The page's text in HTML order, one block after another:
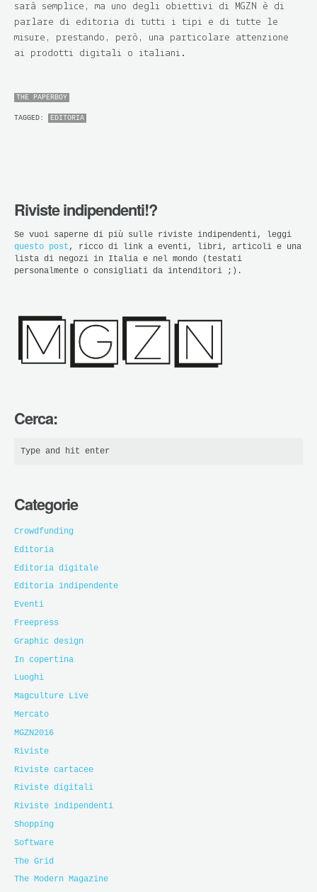
sarà semplice, ma uno degli obiettivi di MGZN è di
parlare di editoria di tutti i tipi e di tutte le
misure, prestando, però, una particolare attenzione
ai prodotti digitali o italiani.
THE PAPERBOY
TAGGED: EDITORIA
Riviste indipendenti!?
Se vuoi saperne di più sulle riviste indipendenti, leggi
questo post , ricco di link a eventi, libri, articoli e una
lista di negozi in Italia e nel mondo (testati
personalmente o consigliati da intenditori ;).
Cerca:
Categorie
Crowdfunding
Editoria
Editoria digitale
Editoria indipendente
Eventi
Freepress
Graphic design
In copertina
Luoghi
Magculture Live
Mercato
MGZN2016
Riviste
Riviste cartacee
Riviste digitali
Riviste indipendenti
Shopping
Software
The Grid
The Modern Magazine